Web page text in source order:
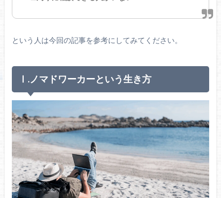
という人は今回の記事を参考にしてみてください。
Ⅰ.ノマドワーカーという生き方